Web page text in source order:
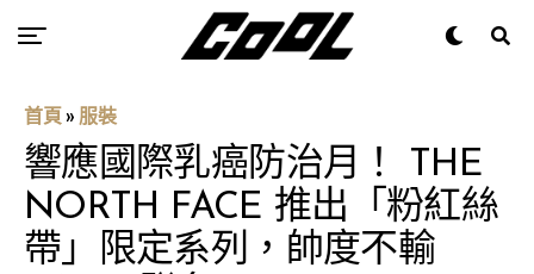
首頁 » 服裝
響應國際乳癌防治月！ THE
NORTH FACE 推出「粉紅絲
帶」限定系列，帥度不輸